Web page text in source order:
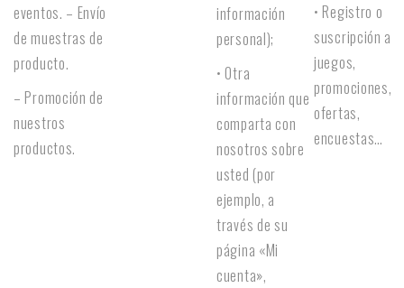
eventos. – Envío
de muestras de
producto.
– Promoción de
nuestros
productos.
información
personal);
• Otra
información que
comparta con
nosotros sobre
usted (por
ejemplo, a
través de su
página «Mi
cuenta»,
• Registro o
suscripción a
juegos,
promociones,
ofertas,
encuestas…